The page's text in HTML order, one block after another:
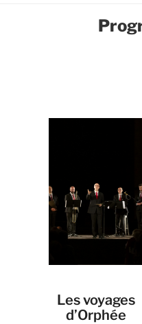
Les voyages
d’Orphée